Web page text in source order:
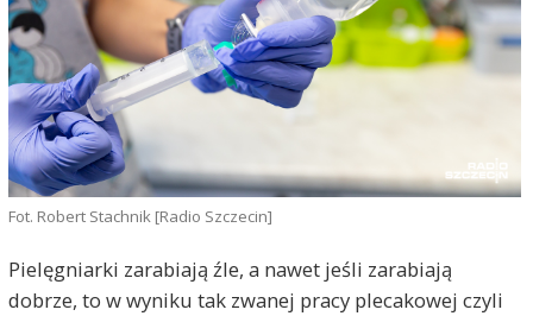
Fot. Robert Stachnik [Radio Szczecin]
Pielęgniarki zarabiają źle, a nawet jeśli zarabiają
dobrze, to w wyniku tak zwanej pracy plecakowej czyli